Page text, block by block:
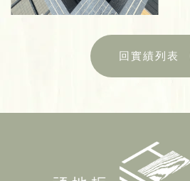
回實績列表